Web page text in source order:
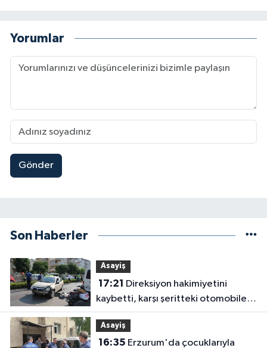
Yorumlar
Gönder
Son Haberler
Asayiş
17:21
kaybetti, karşı şeritteki otomobile
çarptı
Asayiş
16:35